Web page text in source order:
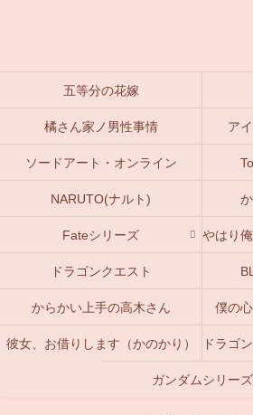
五等分の花嫁
橘さん家ノ男性事情 ア
ソードアート・オンライン
NARUTO(ナルト)
Fateシリーズ
ドラゴンクエスト
からかい上手の高木さん 僕の
彼女、お借りします（かのかり）
ガンダムシリーズ